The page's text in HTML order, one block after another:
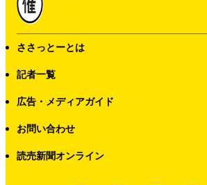
ささっとーとは
記者一覧
広告・メディアガイド
お問い合わせ
読売新聞オンライン